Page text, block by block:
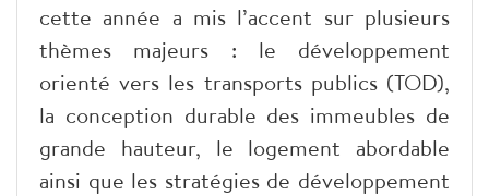
cette année a mis l’accent sur plusieurs
thèmes majeurs : le développement
orienté vers les transports publics (TOD),
la conception durable des immeubles de
grande hauteur, le logement abordable
ainsi que les stratégies de développement